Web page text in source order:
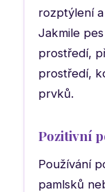
rozptýlení
Jakmile
prostředí,
prostředí,
prvků.
Pozitivní
Používání
pamlsků